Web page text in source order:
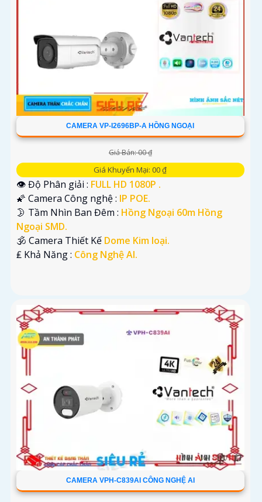
CAMERA VP-I2696BP-A HỒNG NGOẠI
Giá Bán: 00 ₫
Giá Khuyến Mại: 00 ₫
👁 Độ Phân giải : FULL HD 1080P .
🌠 Camera Công nghệ : IP POE.
🌛 Tầm Nhìn Ban Đêm : Hồng Ngoại 60m Hồng
Ngoại SMD.
🕉️ Camera Thiết Kế Dome Kim loại.
️₤ Khả Năng : Công Nghệ AI.
CAMERA VPH-C839AI CÔNG NGHỆ AI